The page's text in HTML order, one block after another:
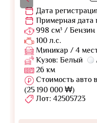
Дата
Примерная дата
998 см³ /
100 л.с.
Миникар / 4
Кузов: Белый
26 км
Стоимость авто
(25 190 000 ₩)
Лот: 42505723